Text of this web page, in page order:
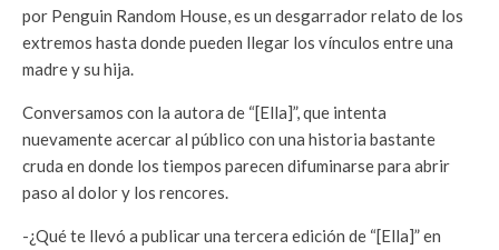
por Penguin Random House, es un desgarrador relato de los
extremos hasta donde pueden llegar los vínculos entre una
madre y su hija.
Conversamos con la autora de “[Ella]”, que intenta
nuevamente acercar al público con una historia bastante
cruda en donde los tiempos parecen difuminarse para abrir
paso al dolor y los rencores.
-¿Qué te llevó a publicar una tercera edición de “[Ella]” en